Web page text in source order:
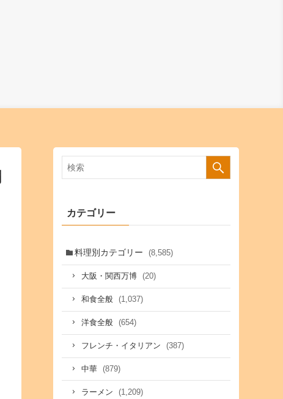
カテゴリー
料理別カテゴリー (8,585)
大阪・関西万博 (20)
和食全般 (1,037)
洋食全般 (654)
フレンチ・イタリアン (387)
中華 (879)
ラーメン (1,209)